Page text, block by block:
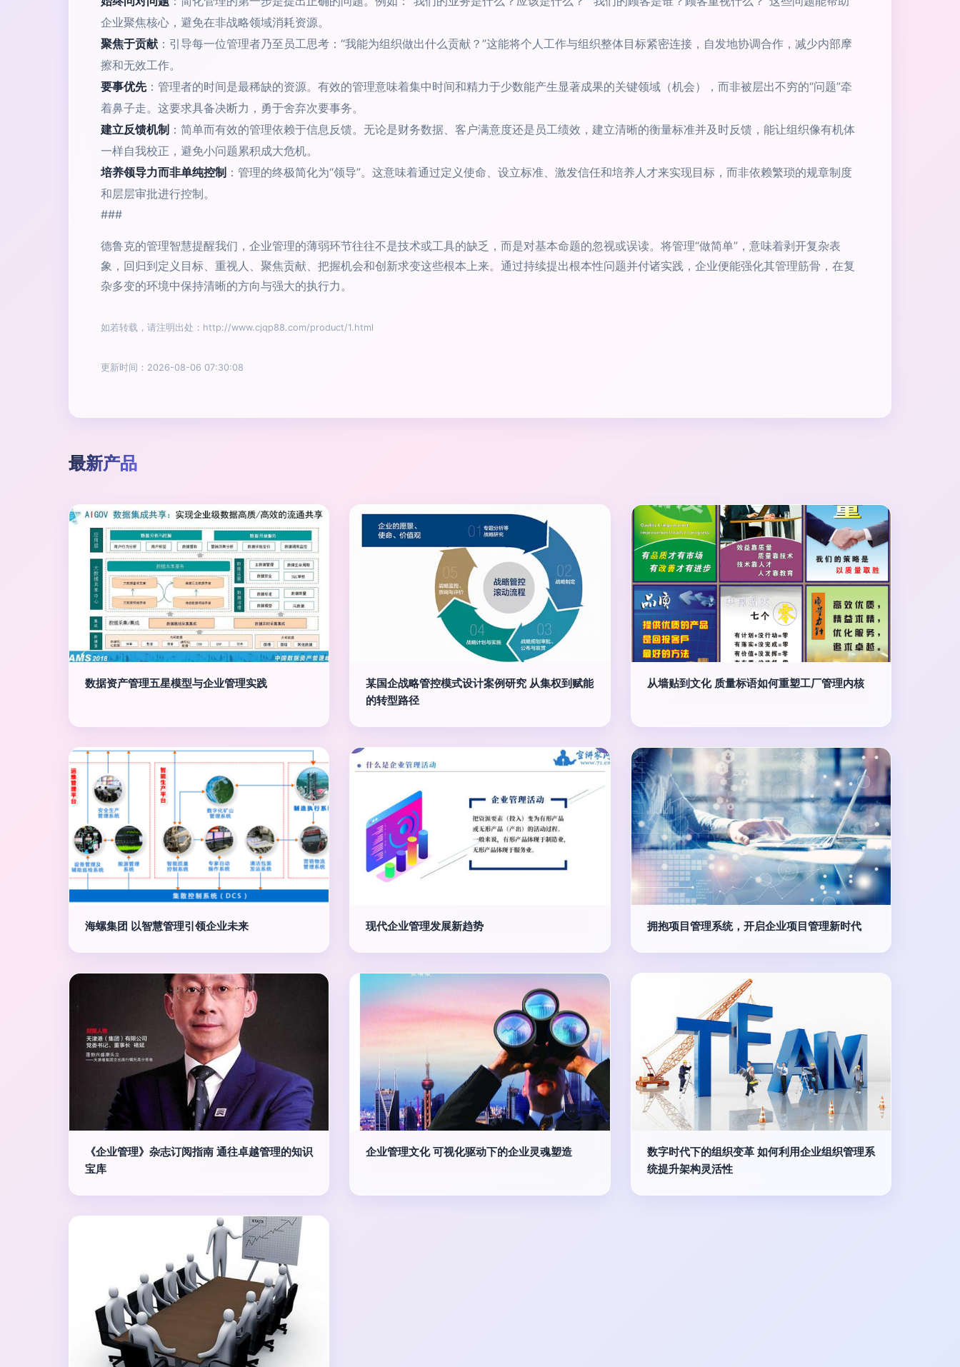
企业聚焦核心，避免在非战略领域消耗资源。
聚焦于贡献 ：引导每一位管理者乃至员工思考：“我能为组织做出什么贡献？”这能将个人工作与组织整体目标紧密连接，自发地协调合作，减少内部摩
擦和无效工作。
要事优先：管理者的时间是最稀缺的资源。有效的管理意味着集中时间和精力于少数能产生显著成果的关键领域（机会），而非被层出不穷的“问题”牵
着鼻子走。这要求具备决断力，勇于舍弃次要事务。
建立反馈机制 ：简单而有效的管理依赖于信息反馈。无论是财务数据、客户满意度还是员工绩效，建立清晰的衡量标准并及时反馈，能让组织像有机体
一样自我校正，避免小问题累积成大危机。
培养领导力而非单纯控制 ：管理的终极简化为“领导”。这意味着通过定义使命、设立标准、激发信任和培养人才来实现目标，而非依赖繁琐的规章制度
和层层审批进行控制。
###
德鲁克的管理智慧提醒我们，企业管理的薄弱环节往往不是技术或工具的缺乏，而是对基本命题的忽视或误读。将管理“做简单”，意味着剥开复杂表
象，回归到定义目标、重视人、聚焦贡献、把握机会和创新求变这些根本上来。通过持续提出根本性问题并付诸实践，企业便能强化其管理筋骨，在复
杂多变的环境中保持清晰的方向与强大的执行力。
如若转载，请注明出处：http://www.cjqp88.com/product/1.html
更新时间：2026-08-06 07:30:08
最新产品
数据资产管理五星模型与企业管理实践
某国企战略管控模式设计案例研究 从集权到赋能
的转型路径
从墙贴到文化 质量标语如何重塑工厂管理内核
海螺集团 以智慧管理引领企业未来 现代企业管理发展新趋势 拥抱项目管理系统，开启企业项目管理新时代
《企业管理》杂志订阅指南 通往卓越管理的知识
宝库
企业管理文化 可视化驱动下的企业灵魂塑造
数字时代下的组织变革 如何利用企业组织管理系
统提升架构灵活性